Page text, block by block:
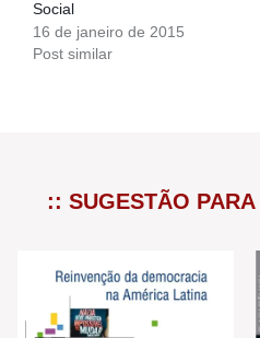
Social
16 de janeiro de 2015
Post similar
:: SUGESTÃO